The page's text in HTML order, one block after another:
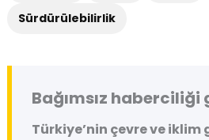
Sürdürülebilirlik
Bağımsız
Türkiye’nin çevre ve iklim